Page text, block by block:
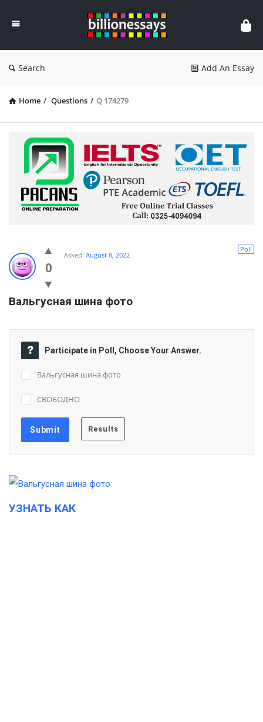
Essays
Search Add An Essay
Home / Questions / Q 174279
0
Poll
Asked: August 8, 2022
Вальгусная шина фото
Participate in Poll, Choose Your Answer.
Вальгусная шина фото
СВОБОДНО
УЗНАТЬ КАК